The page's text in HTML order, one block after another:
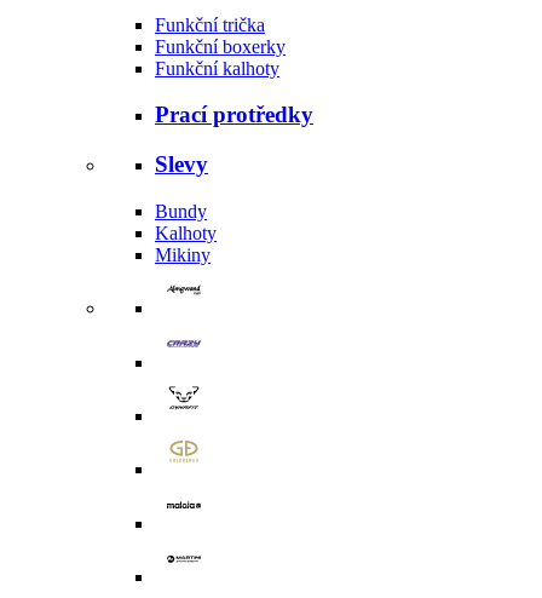
Funkční trička
Funkční boxerky
Funkční kalhoty
Prací protředky
Slevy
Bundy
Kalhoty
Mikiny